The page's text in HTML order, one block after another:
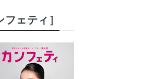
ェティ］